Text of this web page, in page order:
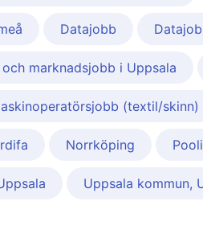
Datajobb
marknadsjobb i Uppsala
(textil/skinn)
Norrköping
Uppsala kommun,